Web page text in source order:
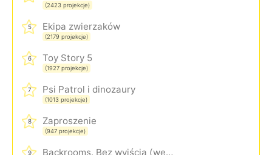
(2423 projekcje)
5 Ekipa zwierzaków
(2179 projekcje)
6 Toy Story 5
(1927 projekcje)
7 Psi Patrol i dinozaury
(1013 projekcje)
8 Zaproszenie
(947 projekcje)
9 Backrooms. Bez wyjścia (wersja rozszerzona)